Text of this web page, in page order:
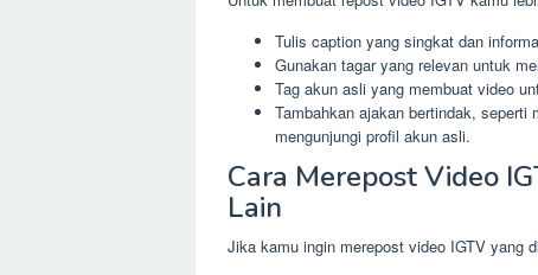
Tulis caption yang singkat dan
Gunakan tagar yang relevan untuk
Tag akun asli yang membuat video
Tambahkan ajakan bertindak,
mengunjungi profil akun asli.
Cara Merepost Video
Lain
Jika kamu ingin merepost video IGTV yang